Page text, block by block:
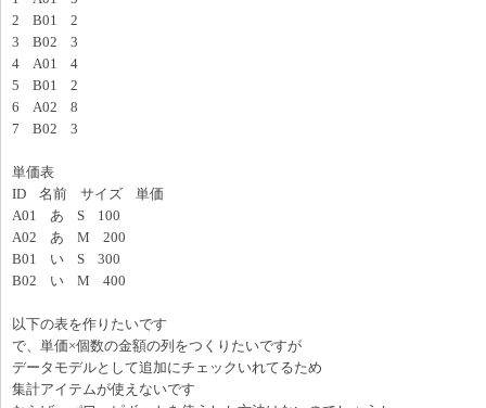
2 B01 2
3 B02 3
4 A01 4
5 B01 2
6 A02 8
7 B02 3
単価表
ID 名前 サイズ 単価
A01 あ S 100
A02 あ M 200
B01 い S 300
B02 い M 400
以下の表を作りたいです
で、単価×個数の金額の列をつくりたいですが
データモデルとして追加にチェックいれてるため
集計アイテムが使えないです